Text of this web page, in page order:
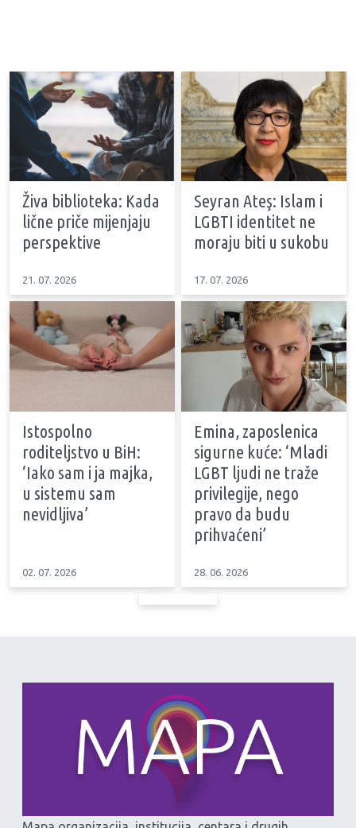
Živa biblioteka: Kada
lične priče mijenjaju
perspektive
21. 07. 2026
Seyran Ateş: Islam i
LGBTI identitet ne
moraju biti u sukobu
17. 07. 2026
Istospolno
roditeljstvo u BiH:
‘Iako sam i ja majka,
u sistemu sam
nevidljiva’
02. 07. 2026
Emina, zaposlenica
sigurne kuće: ‘Mladi
LGBT ljudi ne traže
privilegije, nego
pravo da budu
prihvaćeni’
28. 06. 2026